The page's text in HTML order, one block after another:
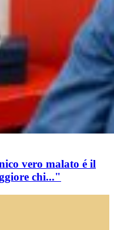
vero malato é il
chi..."